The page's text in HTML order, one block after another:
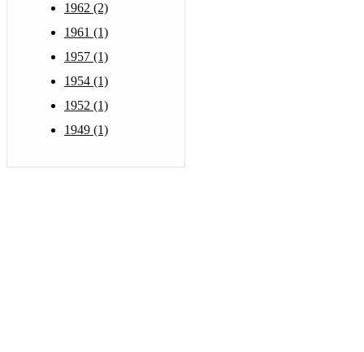
1962 (2)
1961 (1)
1957 (1)
1954 (1)
1952 (1)
1949 (1)